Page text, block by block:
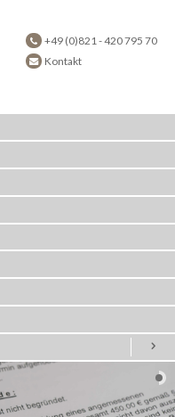
+49 (0)821 - 420 795 70
Kontakt